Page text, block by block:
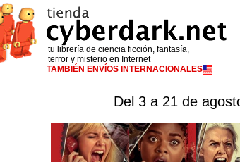
tu librería de ciencia ficción, fantasía,
terror y misterio en Internet
TAMBIÉN ENVÍOS INTERNACIONALES
Del 3 a 21 de